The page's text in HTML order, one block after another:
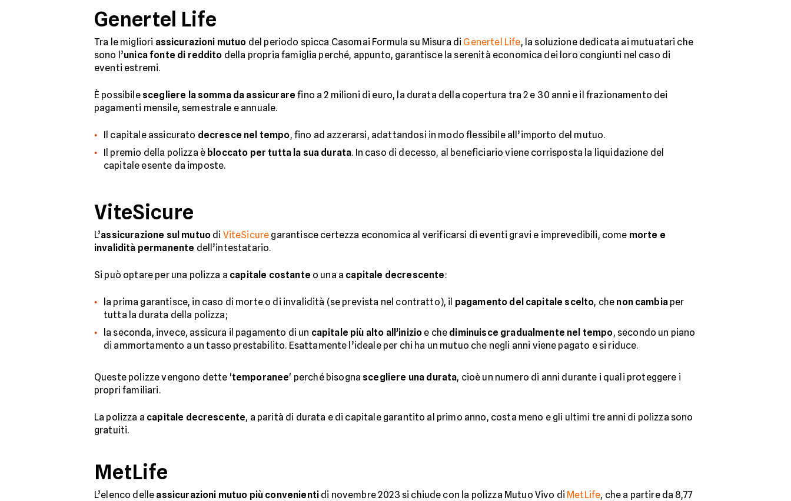
Genertel Life
Tra le migliori assicurazioni mutuo del periodo spicca Casomai Formula su Misura di Genertel Life, la soluzione dedicata ai mutuatari che
sono l’unica fonte di reddito della propria famiglia perché, appunto, garantisce la serenità economica dei loro congiunti nel caso di
eventi estremi.
È possibile scegliere la somma da assicurare fino a 2 milioni di euro, la durata della copertura tra 2 e 30 anni e il frazionamento dei
pagamenti mensile, semestrale e annuale.
Il capitale assicurato decresce nel tempo, fino ad azzerarsi, adattandosi in modo flessibile all’importo del mutuo.
Il premio della polizza è bloccato per tutta la sua durata. In caso di decesso, al beneficiario viene corrisposta la liquidazione del
capitale esente da imposte.
ViteSicure
L’assicurazione sul mutuo di ViteSicure garantisce certezza economica al verificarsi di eventi gravi e imprevedibili, come morte e
invalidità permanente dell’intestatario.
Si può optare per una polizza a capitale costante o una a capitale decrescente:
la prima garantisce, in caso di morte o di invalidità (se prevista nel contratto), il pagamento del capitale scelto, che non cambiaper
tutta la durata della polizza;
la seconda, invece, assicura il pagamento di un capitale più alto all’inizio e che diminuisce gradualmente nel tempo, secondo un piano
di ammortamento a un tasso prestabilito. Esattamente l’ideale per chi ha un mutuo che negli anni viene pagato e si riduce.
Queste polizze vengono dette 'temporanee' perché bisogna scegliere una durata, cioè un numero di anni durante i quali proteggere i
propri familiari.
La polizza a capitale decrescente, a parità di durata e di capitale garantito al primo anno, costa meno e gli ultimi tre anni di polizza sono
gratuiti.
MetLife
L’elenco delle assicurazioni mutuo più convenienti di novembre 2023 si chiude con la polizza Mutuo Vivo di MetLife, che a partire da 8,77